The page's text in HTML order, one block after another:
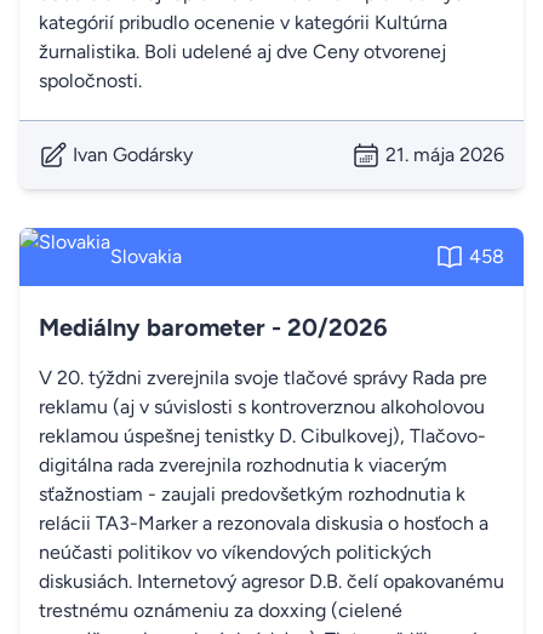
kategórií pribudlo ocenenie v kategórii Kultúrna
žurnalistika. Boli udelené aj dve Ceny otvorenej
spoločnosti.
Ivan Godársky 21. mája 2026
Slovakia 458
Mediálny barometer - 20/2026
V 20. týždni zverejnila svoje tlačové správy Rada pre
reklamu (aj v súvislosti s kontroverznou alkoholovou
reklamou úspešnej tenistky D. Cibulkovej), Tlačovo-
digitálna rada zverejnila rozhodnutia k viacerým
sťažnostiam - zaujali predovšetkým rozhodnutia k
relácii TA3-Marker a rezonovala diskusia o hosťoch a
neúčasti politikov vo víkendových politických
diskusiách. Internetový agresor D.B. čelí opakovanému
trestnému oznámeniu za doxxing (cielené